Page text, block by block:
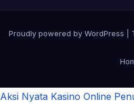
Proudly powered by WordPress
Aksi Nyata Kasino Online